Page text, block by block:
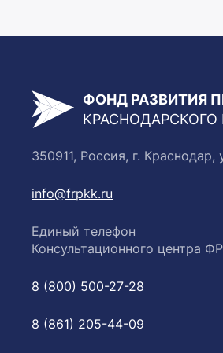
ФОНД РАЗВИТИЯ
КРАСНОДАРСКОГО
350911, Россия, г.
info@frpkk.ru
Единый телефон
Консультационного центра
8 (800) 500-27-28
8 (861) 205-44-09